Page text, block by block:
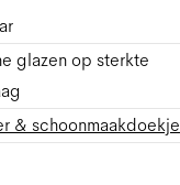
glazen op sterkte
& schoonmaakdoekje